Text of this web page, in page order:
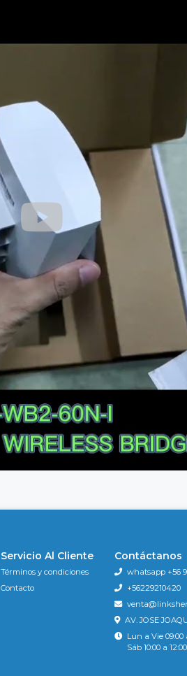
Servicio Al Cliente
Términos y condiciones
Contacto
Contáctanos
whatsapp +56 9
+56229210420
AV. JOSE
Lun a Vie 09:00
Sáb 10:00 a